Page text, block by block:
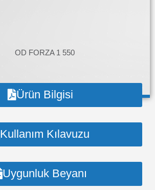
Ürün Bilgisi
Kullanım Kılavuzu
Uygunluk Beyanı